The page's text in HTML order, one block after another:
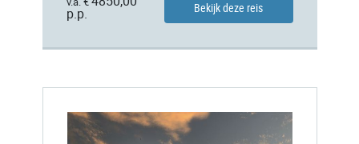
p.p.
Bekijk deze reis